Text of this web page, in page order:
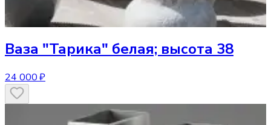
Ваза "Тарика" белая; высота 38
24 000 ₽